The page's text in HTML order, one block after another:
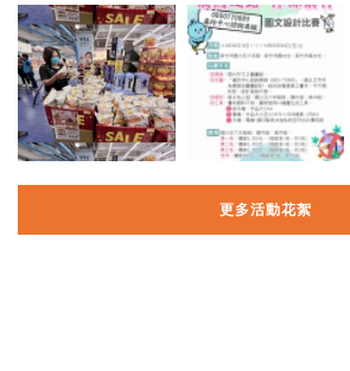
更多活動花絮